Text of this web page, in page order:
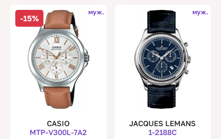
-15%
муж.
CASIO
MTP-V300L-7A2
муж.
JACQUES LEMANS
1-2188C